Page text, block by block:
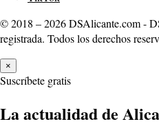
© 2018 – 2026 DSAlicante.com -
registrada. Todos los derechos
×
Suscríbete gratis
La actualidad de